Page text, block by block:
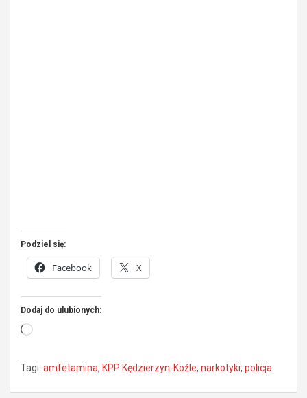
Podziel się:
Facebook X
Dodaj do ulubionych:
Wczytywanie…
Tagi: amfetamina, KPP Kędzierzyn-Koźle, narkotyki, policja